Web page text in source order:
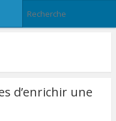
d’enrichir une